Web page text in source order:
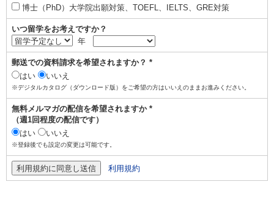
博士（PhD）大学院出願対策、TOEFL、IELTS、GRE対策
いつ留学をお考えですか？
年
郵送での資料請求を希望されますか？ *
はい
いいえ
※デジタルカタログ（ダウンロード版）をご希望の方はいいえのままお進みください。
無料メルマガの配信を希望されますか *
（週1回程度の配信です）
はい
いいえ
※登録後でも設定の変更は可能です。
利用規約